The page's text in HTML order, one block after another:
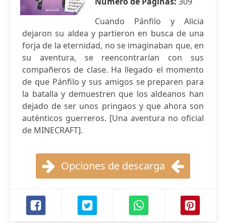
Cuando Pánfilo y Alicia
dejaron su aldea y partieron en busca de una
forja de la eternidad, no se imaginaban que, en
su aventura, se reencontrarían con sus
compañeros de clase. Ha llegado el momento
de que Pánfilo y sus amigos se preparen para
la batalla y demuestren que los aldeanos han
dejado de ser unos pringaos y que ahora son
auténticos guerreros. [Una aventura no oficial
de MINECRAFT].
Opciones de descarga